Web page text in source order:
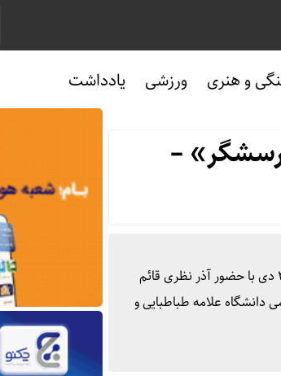
و هنری ورزشی یادداشت
–
به گزارش جمهور آنلاین، به نقل از روابط عمومی شبکه آموزش سیما، برنامه «پرسشگر» این هفته شنبه ۲۹ دی با حضور آذر نظری قائم
علامه طباطبایی و